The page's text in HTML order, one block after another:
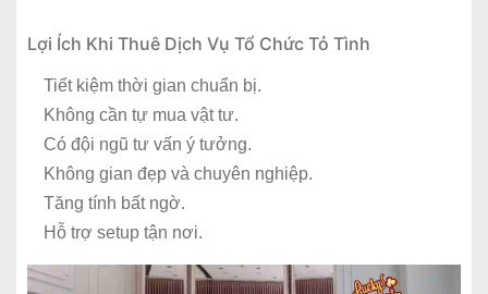
Lợi Ích Khi Thuê Dịch Vụ Tổ Chức Tỏ Tình
Tiết kiệm thời gian chuẩn bị.
Không cần tự mua vật tư.
Có đội ngũ tư vấn ý tưởng.
Không gian đẹp và chuyên nghiệp.
Tăng tính bất ngờ.
Hỗ trợ setup tận nơi.